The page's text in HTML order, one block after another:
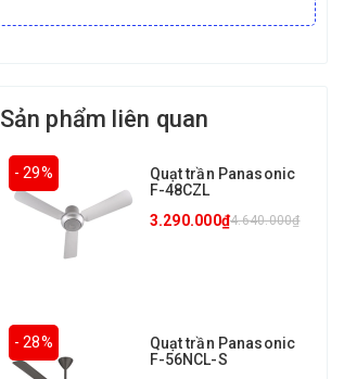
Sản phẩm liên quan
- 29%
Quạt trần Panasonic
F-48CZL
4.640.000₫
3.290.000₫
- 28%
Quạt trần Panasonic
F-56NCL-S